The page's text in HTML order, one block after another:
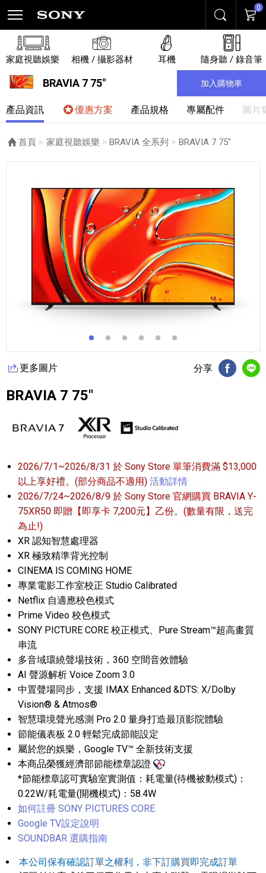
搜尋 購物
0
家庭視聽娛樂 相機 / 攝影器材 耳機 隨身聽 / 錄音筆
BRAVIA 7 75" 加入購物車
產品資訊 優惠方案 產品規格 專屬配件 圖片
首頁 家庭視聽娛樂 BRAVIA 全系列 目前頁面：
BRAVIA 7 75"
更多圖片 分享
FB分享
BRAVIA 7 75"
2026/7/1~2026/8/31 於 Sony Store 單筆消費滿 $13,000
以上享好禮。(部分商品不適用) 活動詳情
2026/7/24~2026/8/9 於 Sony Store 官網購買 BRAVIA Y-
75XR50 即贈【即享卡 7,200元】乙份。(數量有限，送完
為止!)
XR 認知智慧處理器
XR 極致精準背光控制
CINEMA IS COMING HOME
專業電影工作室校正 Studio Calibrated
Netflix 自適應校色模式
Prime Video 校色模式
SONY PICTURE CORE 校正模式、Pure Stream™超高畫質
串流
多音域環繞聲場技術，360 空間音效體驗
AI 聲源解析 Voice Zoom 3.0
中置聲場同步，支援 IMAX Enhanced &DTS: X/Dolby
Vision® & Atmos®
智慧環境聲光感測 Pro 2.0 量身打造最頂影院體驗
節能儀表板 2.0 輕鬆完成節能設定
屬於您的娛樂，Google TV™ 全新技術支援
本商品榮獲經濟部節能標章認證
*節能標章認可實驗室實測值：耗電量(待機被動模式)：
0.22W/耗電量(開機模式)：58.4W
如何註冊 SONY PICTURES CORE
Google TV設定說明
SOUNDBAR 選購指南
本公司保有確認訂單之權利，非下訂購買即完成訂單